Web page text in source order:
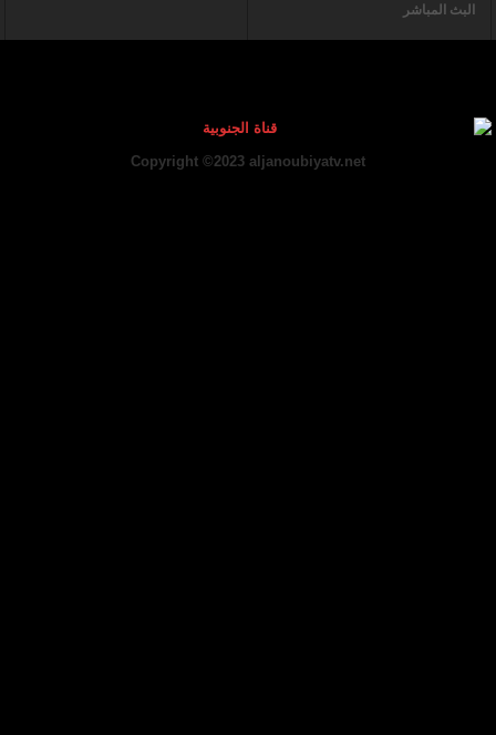
البث المباشر
Copyright ©2023 aljanoubiyatv.net